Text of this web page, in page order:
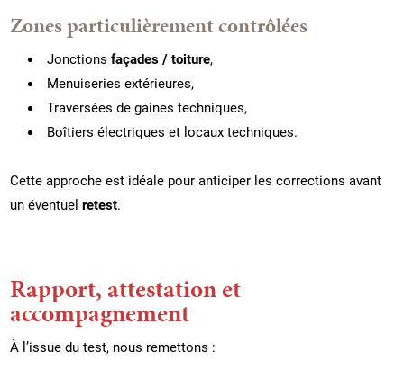
Zones particulièrement contrôlées
Jonctionsfaçades / toiture,
Menuiseries extérieures,
Traversées de gaines techniques,
Boîtiers électriques et locaux techniques.
Cette approche est idéale pour anticiper les corrections avant
un éventuelretest.
Rapport, attestation et
accompagnement
À l’issue du test, nous remettons :